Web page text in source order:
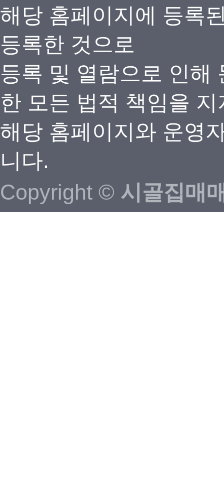
해당 홈페이지에 등록
등록한 것으로
등록 및 열람으로 인해
한 모든 법적 책임을
해당 홈페이지와 운영
니다.
Copyright © 시골집매